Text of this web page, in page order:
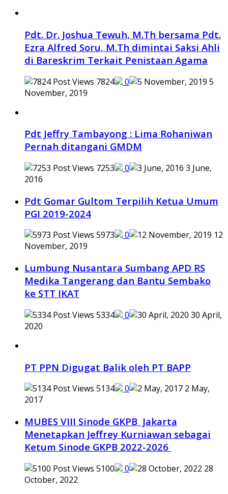
Pdt. Dr. Joshua Tewuh, M.Th bersama Pdt.
Ezra Alfred Soru, M.Th dimintai Saksi Ahli
di Bareskrim Terkait Penistaan Agama
7824 0
5
November, 2019
Pdt Jeffry Tambayong : Lima Rohaniwan
Pernah ditangani GMDM
7253 0
3 June,
2016
Pdt Gomar Gultom Terpilih Ketua Umum
PGI 2019-2024
5973 0
12
November, 2019
Lumbung Nusantara Sumbang APD RS
Medika Tangerang dan Bantu Sembako
ke STT IKAT
5334 0
30 April,
2020
PT PPN Digugat Balik oleh PT BAPP
5134 0
2 May,
2017
MUBES VIII Sinode GKPB Jakarta
Menetapkan Jeffrey Kurniawan sebagai
Ketum Sinode GKPB 2022-2026
5100 0
28
October, 2022